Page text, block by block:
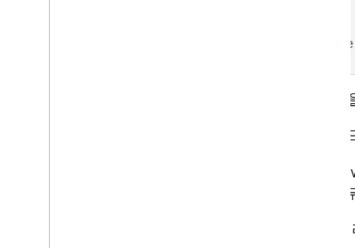
File
샘플
또한
행하는